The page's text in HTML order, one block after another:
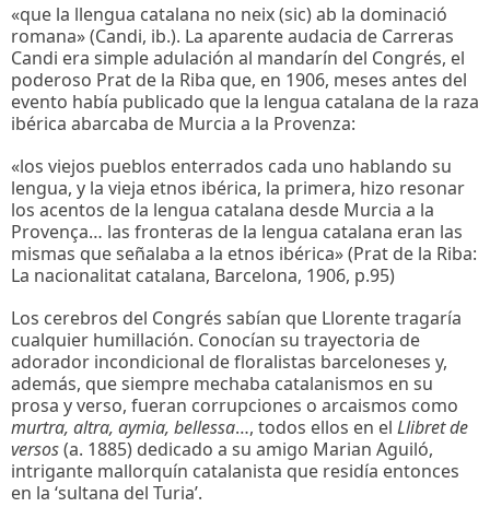
«que la llengua catalana no neix (sic) ab la dominació
romana» (Candi, ib.). La aparente audacia de Carreras
Candi era simple adulación al mandarín del Congrés, el
poderoso Prat de la Riba que, en 1906, meses antes del
evento había publicado que la lengua catalana de la raza
ibérica abarcaba de Murcia a la Provenza:
«los viejos pueblos enterrados cada uno hablando su
lengua, y la vieja etnos ibérica, la primera, hizo resonar
los acentos de la lengua catalana desde Murcia a la
Provença… las fronteras de la lengua catalana eran las
mismas que señalaba a la etnos ibérica» (Prat de la Riba:
La nacionalitat catalana, Barcelona, 1906, p.95)
Los cerebros del Congrés sabían que Llorente tragaría
cualquier humillación. Conocían su trayectoria de
adorador incondicional de floralistas barceloneses y,
además, que siempre mechaba catalanismos en su
prosa y verso, fueran corrupciones o arcaismos como
murtra, altra, aymia, bellessa…, todos ellos en el Llibret de
versos(a. 1885) dedicado a su amigo Marian Aguiló,
intrigante mallorquín catalanista que residía entonces
en la ‘sultana del Turia’.